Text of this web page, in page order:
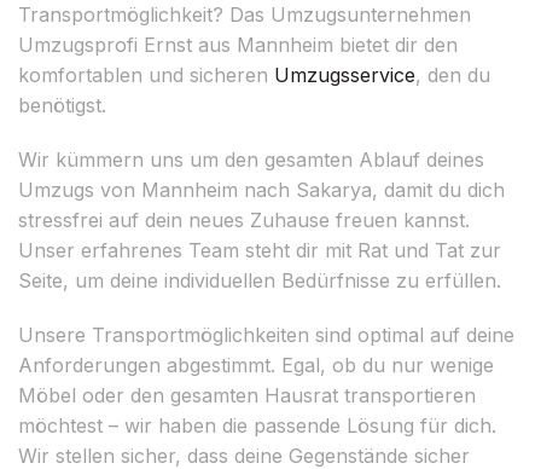
Transportmöglichkeit? Das Umzugsunternehmen
Umzugsprofi Ernst aus Mannheim bietet dir den
komfortablen und sicheren Umzugsservice, den du
benötigst.
Wir kümmern uns um den gesamten Ablauf deines
Umzugs von Mannheim nach Sakarya, damit du dich
stressfrei auf dein neues Zuhause freuen kannst.
Unser erfahrenes Team steht dir mit Rat und Tat zur
Seite, um deine individuellen Bedürfnisse zu erfüllen.
Unsere Transportmöglichkeiten sind optimal auf deine
Anforderungen abgestimmt. Egal, ob du nur wenige
Möbel oder den gesamten Hausrat transportieren
möchtest – wir haben die passende Lösung für dich.
Wir stellen sicher, dass deine Gegenstände sicher